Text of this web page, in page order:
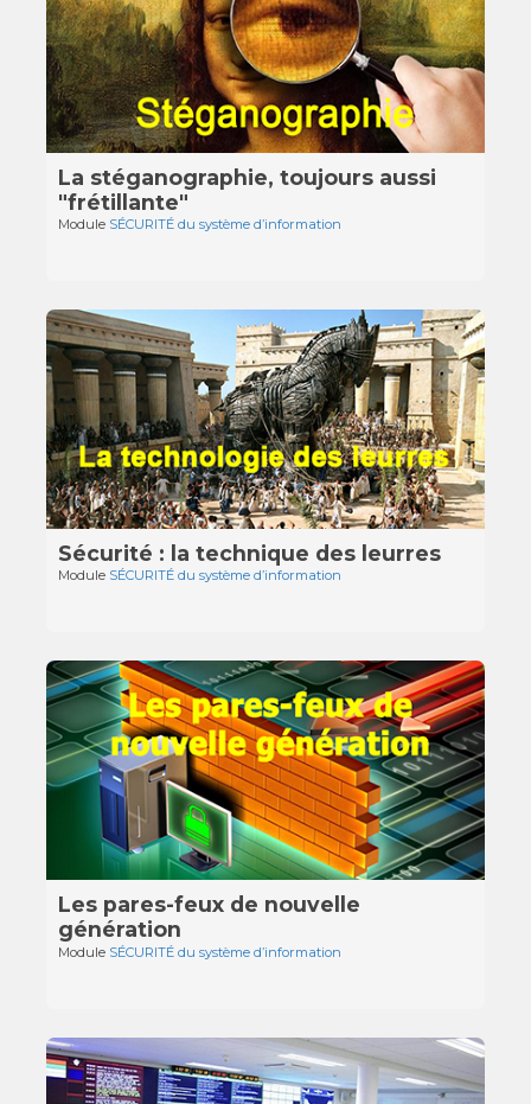
La stéganographie, toujours aussi
"frétillante"
Module SÉCURITÉ du système d’information
Sécurité : la technique des leurres
Module SÉCURITÉ du système d’information
Les pares-feux de nouvelle
génération
Module SÉCURITÉ du système d’information